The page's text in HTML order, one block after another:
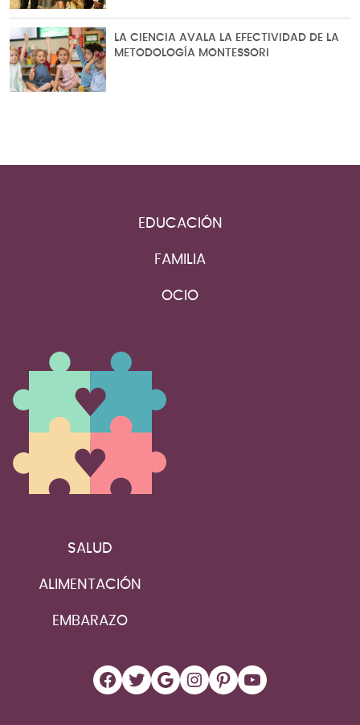
LA CIENCIA AVALA LA EFECTIVIDAD DE LA
METODOLOGÍA MONTESSORI
EDUCACIÓN
FAMILIA
OCIO
SALUD
ALIMENTACIÓN
EMBARAZO
Facebook
Twitter
Google
Instagram
Pinterest
YouTube